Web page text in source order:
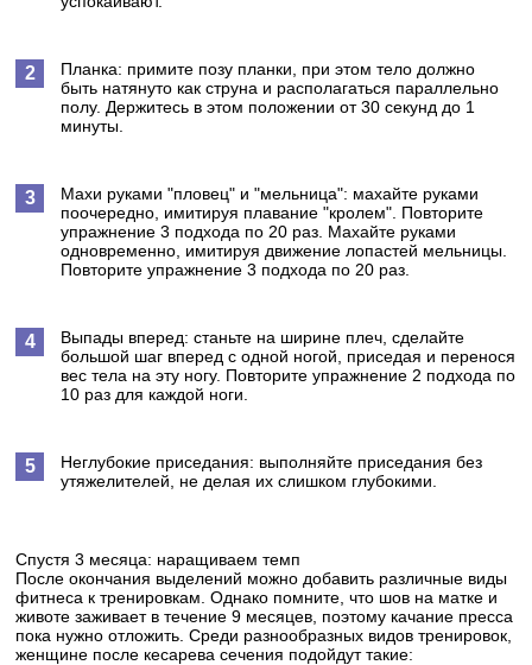
Планка: примите позу планки, при этом тело должно
быть натянуто как струна и располагаться параллельно
полу. Держитесь в этом положении от 30 секунд до 1
минуты.
Махи руками "пловец" и "мельница": махайте руками
поочередно, имитируя плавание "кролем". Повторите
упражнение 3 подхода по 20 раз. Махайте руками
одновременно, имитируя движение лопастей мельницы.
Повторите упражнение 3 подхода по 20 раз.
Выпады вперед: станьте на ширине плеч, сделайте
большой шаг вперед с одной ногой, приседая и перенося
вес тела на эту ногу. Повторите упражнение 2 подхода по
10 раз для каждой ноги.
Неглубокие приседания: выполняйте приседания без
утяжелителей, не делая их слишком глубокими.
Спустя 3 месяца: наращиваем темп
После окончания выделений можно добавить различные виды
фитнеса к тренировкам. Однако помните, что шов на матке и
животе заживает в течение 9 месяцев, поэтому качание пресса
пока нужно отложить. Среди разнообразных видов тренировок,
женщине после кесарева сечения подойдут такие: